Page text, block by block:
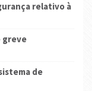
relativo à
greve
de